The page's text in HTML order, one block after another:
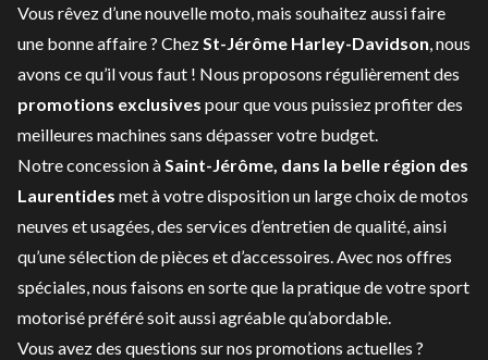
Vous rêvez d’une nouvelle moto, mais souhaitez aussi faire
une bonne affaire ? ChezSt-Jérôme Harley-Davidson, nous
avons ce qu’il vous faut ! Nous proposons régulièrement des
promotions exclusives pour que vous puissiez profiter des
meilleures machines sans dépasser votre budget.
Notre concession àSaint-Jérôme, dans la belle région des
Laurentides met à votre disposition un large choix demotos
neuves etusagées, des services d’entretiende qualité, ainsi
qu’une sélection depièces et d’accessoires. Avec nos offres
spéciales, nous faisons en sorte que la pratique de votre sport
motorisé préféré soit aussi agréable qu’abordable.
Vous avez des questions sur nos promotions actuelles ?